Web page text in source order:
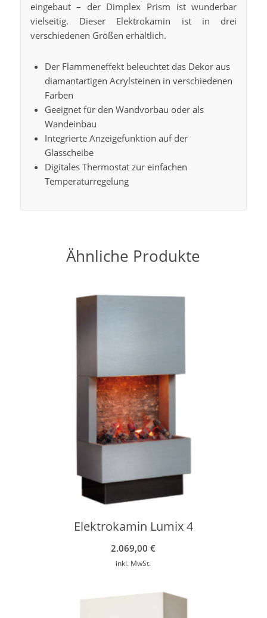
eingebaut – der Dimplex Prism ist wunderbar
vielseitig. Dieser Elektrokamin ist in drei
verschiedenen Größen erhältlich.
Der Flammeneffekt beleuchtet das Dekor aus
diamantartigen Acrylsteinen in verschiedenen
Farben
Geeignet für den Wandvorbau oder als
Wandeinbau
Integrierte Anzeigefunktion auf der
Glasscheibe
Digitales Thermostat zur einfachen
Temperaturregelung
Ähnliche Produkte
Elektrokamin Lumix 4
2.069,00€
inkl. MwSt.